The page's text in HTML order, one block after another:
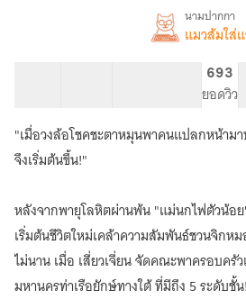
บังเอิญ
ใน
ยุทธ
3
เรื่อง
มิติ
มา
เป็น
เจ้าของ
โรงเตี๊ย
สุด
ใน
ภพ)
|
นามปากกา
แมวส้มใส่
693
ยอดวิว
"เมื่อวงล้อโชคชะตาหมุนพาคนแปลกหน้ามา
จึงเริ่มต้นขึ้น!"
หลังจากพายุโลหิตผ่านพ้น "แม่นกไฟตัวน้อ
เริ่มต้นชีวิตใหม่เคล้าความสัมพันธ์ชวนจิก
ไม่นาน เมื่อ เสี่ยวเจี่ยน จัดคณะพาครอบครั
มหานครท่าเรือยักษ์ทางใต้ ที่มีถึง 5 ระดับชั้น!